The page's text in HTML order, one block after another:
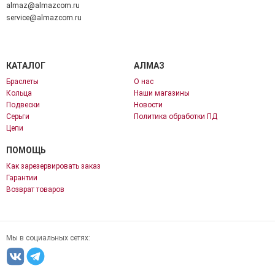
almaz@almazcom.ru
service@almazcom.ru
КАТАЛОГ
Браслеты
Кольца
Подвески
Серьги
Цепи
АЛМАЗ
О нас
Наши магазины
Новости
Политика обработки ПД
ПОМОЩЬ
Как зарезервировать заказ
Гарантии
Возврат товаров
Мы в социальных сетях: